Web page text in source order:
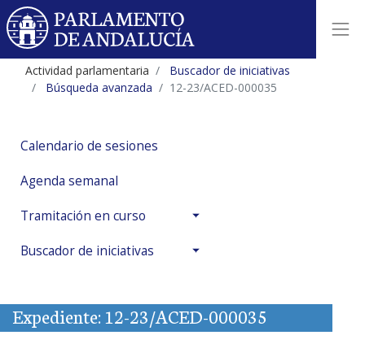
Actividad parlamentaria
Buscador de iniciativas
Búsqueda avanzada
12-23/ACED-000035
Calendario de sesiones
Agenda semanal
Tramitación en curso
Buscador de iniciativas
Expediente: 12-23/ACED-000035